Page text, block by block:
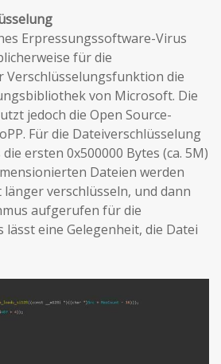
Erpressungssoftware-Virus
für die
Verschlüsselungsfunktion die
von Microsoft. Die
jedoch die Open Source-
Für die Dateiverschlüsselung
ersten 0x500000 Bytes (ca. 5M)
Dateien werden
verschlüsseln, und dann
aufgerufen für die
lässt eine Gelegenheit, die Datei